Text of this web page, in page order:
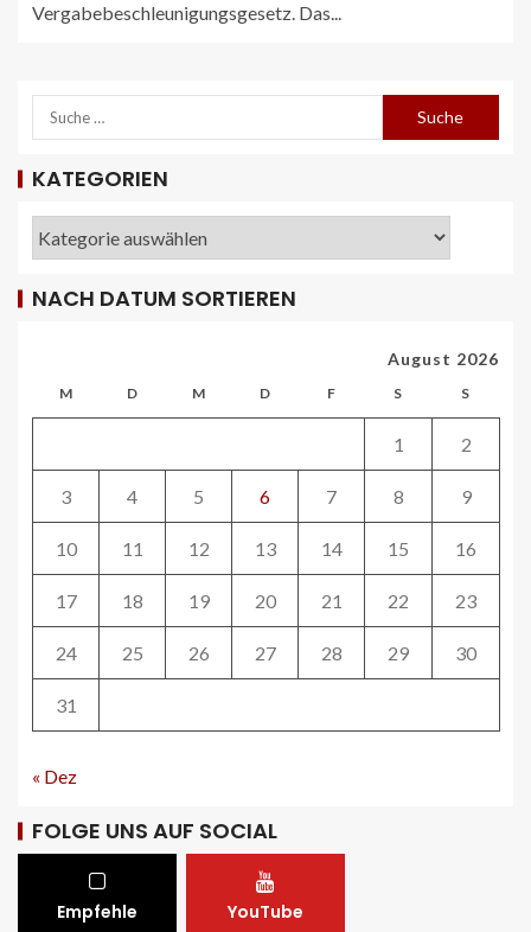
Vergabebeschleunigungsgesetz. Das...
KATEGORIEN
NACH DATUM SORTIEREN
August 2026
M D M D F S S
1 2
3 4 5 6 7 8 9
10 11 12 13 14 15 16
17 18 19 20 21 22 23
24 25 26 27 28 29 30
31
« Dez
FOLGE UNS AUF SOCIAL
Empfehle
YouTube
REISECAR- UND LINIENBUS-PRODUZENTEN
DE
Infrastrukturbedarf von elektrisch
barrierefrei: Sanierungsarbeiten
starten Mitte Dezember
diversen Linien
29
STRASSEN-NEWS CH